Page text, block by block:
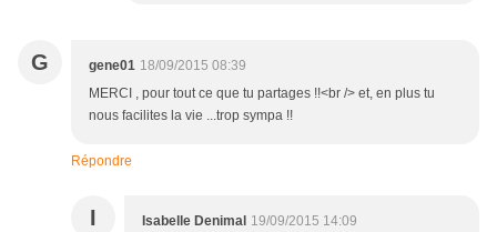
G gene01 18/09/2015 08:39
MERCI , pour tout ce que tu partages !!<br /> et, en plus tu
nous facilites la vie ...trop sympa !!
Répondre
I Isabelle Denimal 19/09/2015 14:09